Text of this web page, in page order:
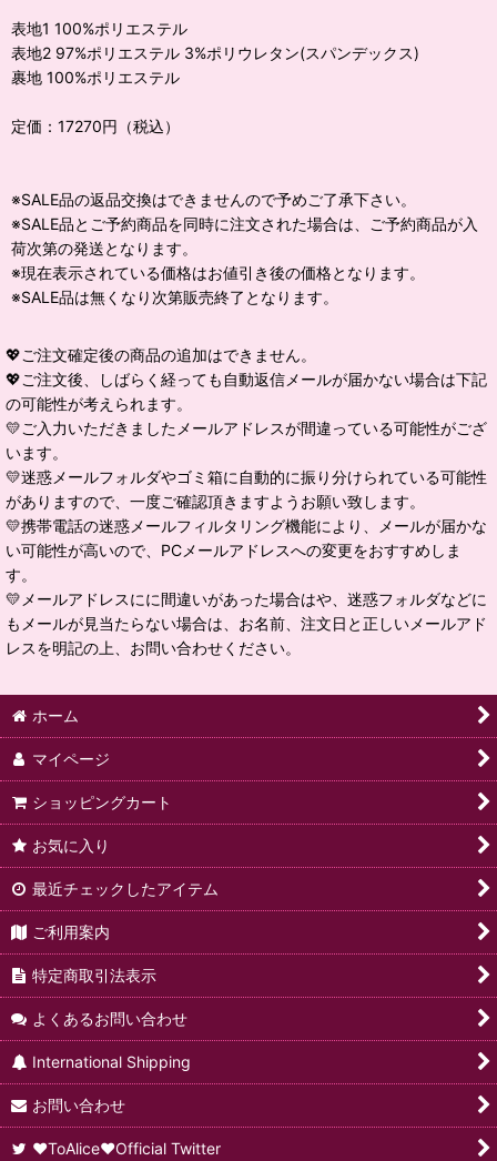
表地1 100%ポリエステル
表地2 97%ポリエステル 3%ポリウレタン(スパンデックス)
裹地 100%ポリエステル
定価：17270円（税込）
※SALE品の返品交換はできませんので予めご了承下さい。
※SALE品とご予約商品を同時に注文された場合は、ご予約商品が入
荷次第の発送となります。
※現在表示されている価格はお値引き後の価格となります。
※SALE品は無くなり次第販売終了となります。
💖ご注文確定後の商品の追加はできません。
💖ご注文後、しばらく経っても自動返信メールが届かない場合は下記
の可能性が考えられます。
💛ご入力いただきましたメールアドレスが間違っている可能性がござ
います。
💛迷惑メールフォルダやゴミ箱に自動的に振り分けられている可能性
がありますので、一度ご確認頂きますようお願い致します。
💛携帯電話の迷惑メールフィルタリング機能により、メールが届かな
い可能性が高いので、PCメールアドレスへの変更をおすすめしま
す。
💛メールアドレスにに間違いがあった場合はや、迷惑フォルダなどに
もメールが見当たらない場合は、お名前、注文日と正しいメールアド
レスを明記の上、お問い合わせください。
ホーム
マイページ
ショッピングカート
お気に入り
最近チェックしたアイテム
ご利用案内
特定商取引法表示
よくあるお問い合わせ
International Shipping
お問い合わせ
♥ToAlice♥Official Twitter